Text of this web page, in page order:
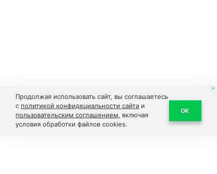
Продолжая использовать сайт, вы соглашаетесь
с политикой конфидециальности сайта и
пользовательским соглашением, включая
условия обработки файлов cookies.
ОК